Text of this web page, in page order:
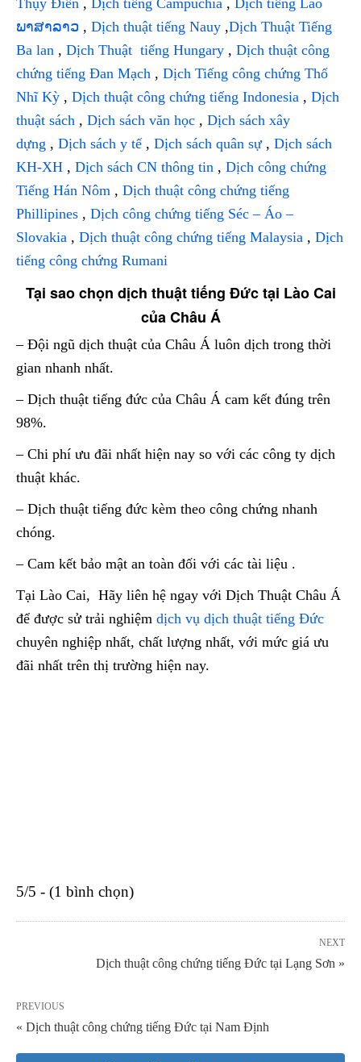
Thụy Điển , Dịch tiếng Campuchia , Dịch tiếng Lào
ພາສາລາວ , Dịch thuật tiếng Nauy ,Dịch Thuật Tiếng
Ba lan , Dịch Thuật tiếng Hungary , Dịch thuật công
chứng tiếng Đan Mạch , Dịch Tiếng công chứng Thổ
Nhĩ Kỳ , Dịch thuật công chứng tiếng Indonesia , Dịch
thuật sách , Dịch sách văn học , Dịch sách xây
dựng , Dịch sách y tế, Dịch sách quân sự, Dịch sách
KH-XH , Dịch sách CN thông tin , Dịch công chứng
Tiếng Hán Nôm , Dịch thuật công chứng tiếng
Phillipines , Dịch công chứng tiếng Séc – Áo –
Slovakia , Dịch thuật công chứng tiếng Malaysia , Dịch
tiếng công chứng Rumani
Tại sao chọn dịch thuật tiếng Đức tại Lào Cai
của Châu Á
– Đội ngũ dịch thuật của Châu Á luôn dịch trong thời
gian nhanh nhất.
– Dịch thuật tiếng đức của Châu Á cam kết đúng trên
98%.
– Chi phí ưu đãi nhất hiện nay so với các công ty dịch
thuật khác.
– Dịch thuật tiếng đức kèm theo công chứng nhanh
chóng.
– Cam kết bảo mật an toàn đối với các tài liệu .
Tại Lào Cai, Hãy liên hệ ngay với Dịch Thuật Châu Á
để được sử trải nghiệm dịch vụ dịch thuật tiếng Đức
chuyên nghiệp nhất, chất lượng nhất, với mức giá ưu
đãi nhất trên thị trường hiện nay.
5/5 - (1 bình chọn)
NEXT
Dịch thuật công chứng tiếng Đức tại Lạng Sơn »
PREVIOUS
« Dịch thuật công chứng tiếng Đức tại Nam Định